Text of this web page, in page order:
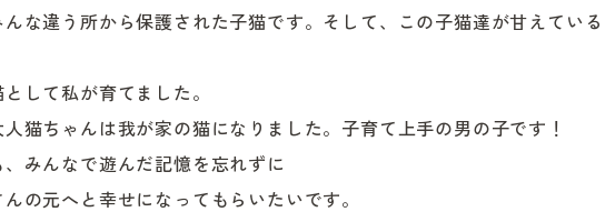
な違う所から保護された子猫です。そして、この子猫達が甘えている
して私が育てました。
猫ちゃんは我が家の猫になりました。子育て上手の男の子です！
みんなで遊んだ記憶を忘れずに
の元へと幸せになってもらいたいです。